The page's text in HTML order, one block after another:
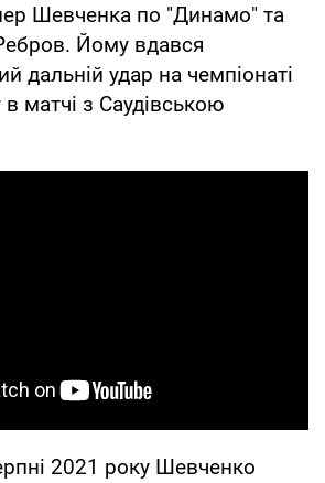
Шевченка по "Динамо" та
Йому вдався
дальній удар на чемпіонаті
в матчі з Саудівською
2021 року Шевченко